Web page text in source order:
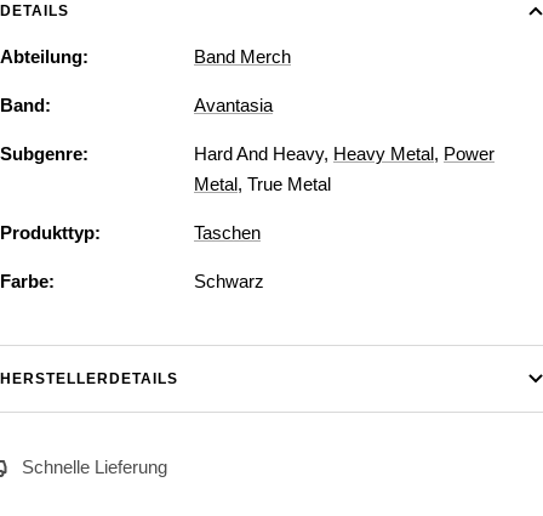
DETAILS
Abteilung: Band Merch
Band: Avantasia
Subgenre: Hard And Heavy, Heavy Metal, Power
Metal, True Metal
Produkttyp: Taschen
Farbe: Schwarz
HERSTELLERDETAILS
Schnelle Lieferung